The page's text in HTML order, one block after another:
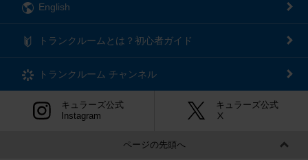
English
トランクルームとは？初心者ガイド
トランクルーム チャンネル
キュラーズ公式
Instagram
キュラーズ公式
Ⅹ
ページの先頭へ